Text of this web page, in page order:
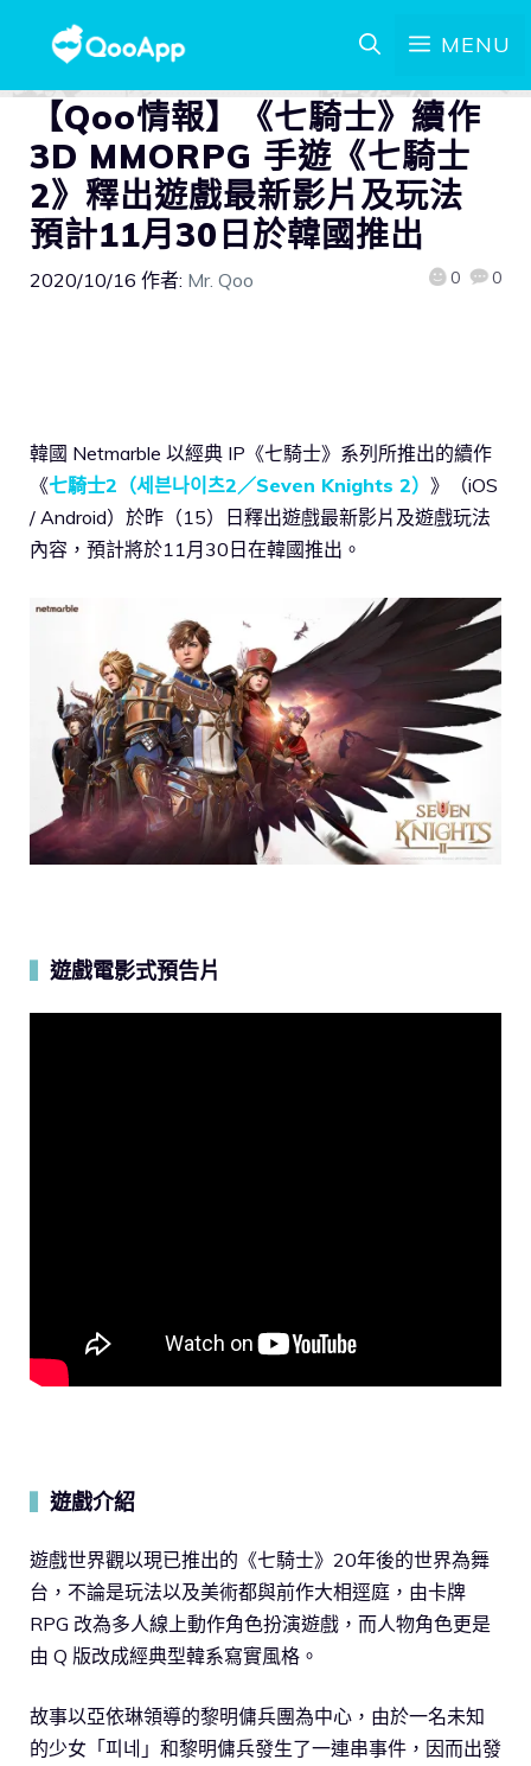
MENU
【Qoo情報】《七騎士》續作
3D MMORPG 手遊《七騎士
2》釋出遊戲最新影片及玩法
預計11月30日於韓國推出
2020/10/16 作者: Mr. Qoo 0 0
韓國 Netmarble 以經典 IP《七騎士》系列所推出的續作
《七騎士2（세븐나이츠2／Seven Knights 2） 》（iOS
/ Android）於昨（15）日釋出遊戲最新影片及遊戲玩法
內容，預計將於11月30日在韓國推出。
遊戲電影式預告片
遊戲介紹
遊戲世界觀以現已推出的《七騎士》20年後的世界為舞
台，不論是玩法以及美術都與前作大相逕庭，由卡牌
RPG 改為多人線上動作角色扮演遊戲，而人物角色更是
由 Q 版改成經典型韓系寫實風格。
故事以亞依琳領導的黎明傭兵團為中心，由於一名未知
的少女「피네」和黎明傭兵發生了一連串事件，因而出發